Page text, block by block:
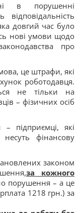
в порушеннi
вiдповiдальнiсть
довгий час було
нові умови щодо
про
це штрафи, які
роботодавця.
не тільки на
– фізичних осіб
підприємці, які
фінансову
законом
за кожного
порушення – а це
1218 грн.) за